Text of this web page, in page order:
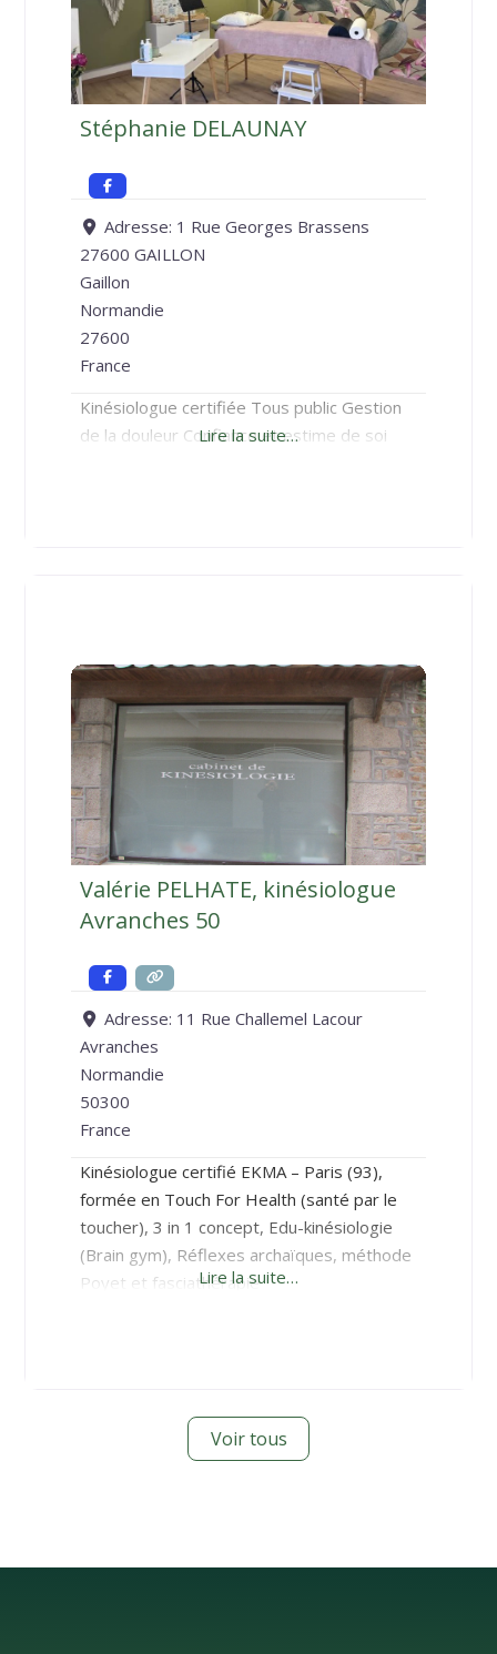
Stéphanie DELAUNAY
Adresse: 1 Rue Georges Brassens
27600 GAILLON
Gaillon
Normandie
27600
France
Kinésiologue certifiée Tous public Gestion
de la douleur Confiance et estime de soi
Lire la suite…
Valérie PELHATE, kinésiologue
Avranches 50
Adresse: 11 Rue Challemel Lacour
Avranches
Normandie
50300
France
Kinésiologue certifié EKMA – Paris (93),
formée en Touch For Health (santé par le
toucher), 3 in 1 concept, Edu-kinésiologie
(Brain gym), Réflexes archaïques, méthode
Poyet et fasciathérapie
Lire la suite…
Voir tous